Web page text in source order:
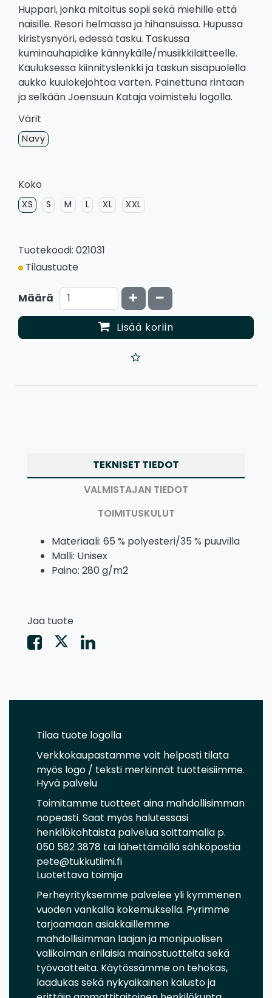
Huppari, jonka mitoitus sopii sekä miehille että
naisille. Resori helmassa ja hihansuissa. Hupussa
kiristysnyöri, edessä tasku. Taskussa
kuminauhapidike kännykälle/musiikkilaitteelle.
Kauluksessa kiinnityslenkki ja taskun sisäpuolella
aukko kuulokejohtoa varten. Painettuna rintaan
ja selkään Joensuun Kataja voimistelu logolla.
Värit
Navy
Koko
XS S M L XL XXL
Tuotekoodi: 021031
Tilaustuote
Määrä Kasvata määrää
Vähennä määrää
Lisää koriin
TEKNISET TIEDOT
VALMISTAJAN TIEDOT
TOIMITUSKULUT
Materiaali: 65 % polyesteri/35 % puuvilla
Malli: Unisex
Paino: 280 g/m2
Jaa tuote
Tilaa tuote logolla
Verkkokaupastamme voit helposti tilata
myös logo / teksti merkinnät tuotteisiimme.
Hyvä palvelu
Toimitamme tuotteet aina mahdollisimman
nopeasti. Saat myös halutessasi
henkilökohtaista palvelua soittamalla p.
050 582 3878 tai lähettämällä sähköpostia
pete@tukkutiimi.fi
Luotettava toimija
Perheyrityksemme palvelee yli kymmenen
vuoden vankalla kokemuksella. Pyrimme
tarjoamaan asiakkaillemme
mahdollisimman laajan ja monipuolisen
valikoiman erilaisia mainostuotteita sekä
työvaatteita. Käytössämme on tehokas,
laadukas sekä nykyaikainen kalusto ja